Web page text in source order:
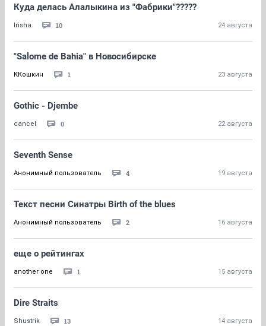
Куда делась Алалыкина из "Фабрики"?????
Irisha 10 24 августа
"Salome de Bahia" в Новосибирске
ККошкин 1 23 августа
Gothic - Djembe
cancel 0 22 августа
Seventh Sense
Анонимный пользователь 4 19 августа
Текст песни Синатры Birth of the blues
Анонимный пользователь 2 16 августа
еще о рейтингах
another one 1 15 августа
Dire Straits
Shustrik 13 14 августа